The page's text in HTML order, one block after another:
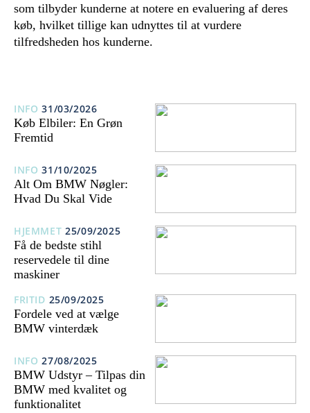
som tilbyder kunderne at notere en evaluering af deres
køb, hvilket tillige kan udnyttes til at vurdere
tilfredsheden hos kunderne.
INFO 31/03/2026
Køb Elbiler: En Grøn
Fremtid
INFO 31/10/2025
Alt Om BMW Nøgler:
Hvad Du Skal Vide
HJEMMET 25/09/2025
Få de bedste stihl
reservedele til dine
maskiner
FRITID 25/09/2025
Fordele ved at vælge
BMW vinterdæk
INFO 27/08/2025
BMW Udstyr – Tilpas din
BMW med kvalitet og
funktionalitet